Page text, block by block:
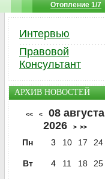
Отопление 1/7
Интервью
Правовой
Консультант
АРХИВ НОВОСТЕЙ
<< <
08 августа
2026
> >>
Пн 3 10 17 24
Вт 4 11 18 25